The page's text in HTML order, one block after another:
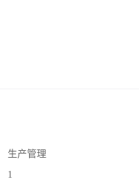
生产管理
1